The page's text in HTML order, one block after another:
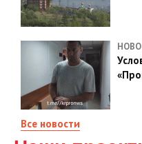
Все новости